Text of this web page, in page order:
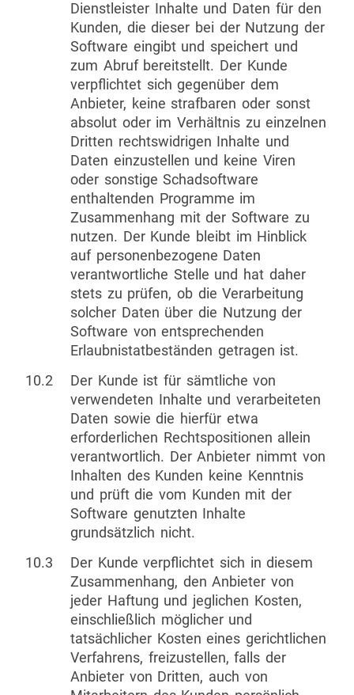
Dienstleister Inhalte und Daten für den
Kunden, die dieser bei der Nutzung der
Software eingibt und speichert und
zum Abruf bereitstellt. Der Kunde
verpflichtet sich gegenüber dem
Anbieter, keine strafbaren oder sonst
absolut oder im Verhältnis zu einzelnen
Dritten rechtswidrigen Inhalte und
Daten einzustellen und keine Viren
oder sonstige Schadsoftware
enthaltenden Programme im
Zusammenhang mit der Software zu
nutzen. Der Kunde bleibt im Hinblick
auf personenbezogene Daten
verantwortliche Stelle und hat daher
stets zu prüfen, ob die Verarbeitung
solcher Daten über die Nutzung der
Software von entsprechenden
Erlaubnistatbeständen getragen ist.
10.2
Der Kunde ist für sämtliche von
verwendeten Inhalte und verarbeiteten
Daten sowie die hierfür etwa
erforderlichen Rechtspositionen allein
verantwortlich. Der Anbieter nimmt von
Inhalten des Kunden keine Kenntnis
und prüft die vom Kunden mit der
Software genutzten Inhalte
grundsätzlich nicht.
10.3
Der Kunde verpflichtet sich in diesem
Zusammenhang, den Anbieter von
jeder Haftung und jeglichen Kosten,
einschließlich möglicher und
tatsächlicher Kosten eines gerichtlichen
Verfahrens, freizustellen, falls der
Anbieter von Dritten, auch von